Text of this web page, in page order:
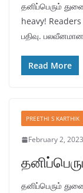
தனிப்பெரும்
heavy!
பதிவு.
Read More
PREETHI S KARTHIK
February 2, 2023
தனிப்பெரும்